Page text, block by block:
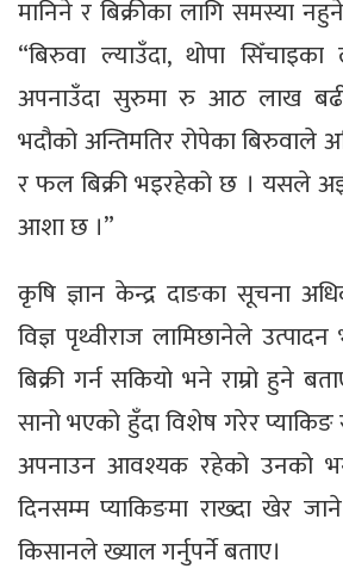
मानिने र बिक्रीका लागि समस्या
“बिरुवा ल्याउँदा, थोपा
अपनाउँदा सुरुमा रु आठ लाख
भदौको अन्तिमतिर रोपेका बिरुवाले
र फल बिक्री भइरहेको छ । यसले अझै
आशा छ ।”
कृषि ज्ञान केन्द्र दाङका सूचना
विज्ञ पृथ्वीराज लामिछानेले
बिक्री गर्न सकियो भने राम्रो हुने
सानो भएको हुँदा विशेष गरेर प्याकिङ
अपनाउन आवश्यक रहेको उनको
दिनसम्म प्याकिङमा राख्दा खेर
किसानले ख्याल गर्नुपर्ने बताए।